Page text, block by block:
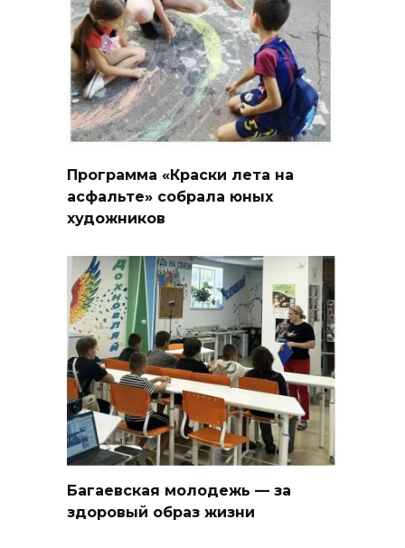
Программа «Краски лета на
асфальте» собрала юных
художников
Багаевская молодежь — за
здоровый образ жизни